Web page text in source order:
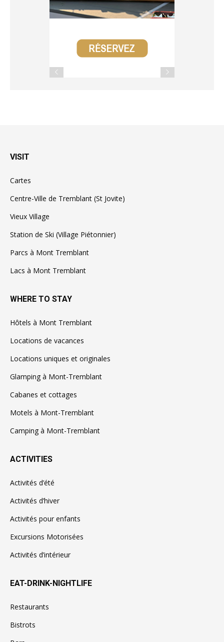
VISIT
Cartes
Centre-Ville de Tremblant (St Jovite)
Vieux Village
Station de Ski (Village Piétonnier)
Parcs à Mont Tremblant
Lacs à Mont Tremblant
WHERE TO STAY
Hôtels à Mont Tremblant
Locations de vacances
Locations uniques et originales
Glamping à Mont-Tremblant
Cabanes et cottages
Motels à Mont-Tremblant
Camping à Mont-Tremblant
ACTIVITIES
Activités d’été
Activités d’hiver
Activités pour enfants
Excursions Motorisées
Activités d’intérieur
EAT-DRINK-NIGHTLIFE
Restaurants
Bistrots